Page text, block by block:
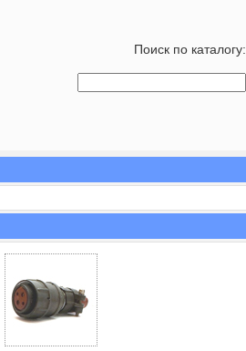
Поиск по каталогу: